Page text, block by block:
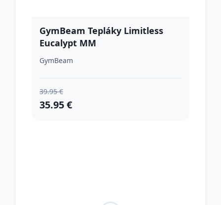
GymBeam Tepláky Limitless
Eucalypt MM
GymBeam
39.95 €
35.95 €